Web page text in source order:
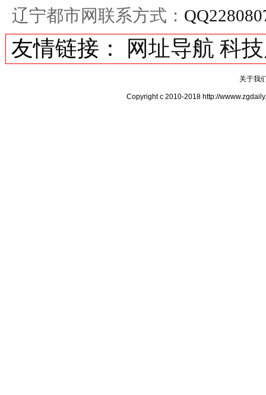
辽宁都市网联系方式：
友情链接： 网址导航 科
关于我
Copyright c 2010-2018 http://